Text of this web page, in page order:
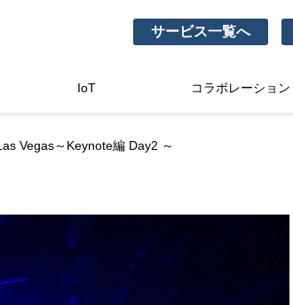
サービス一覧へ
IoT コラボレーション
Vegas～Keynote編 Day2 ～